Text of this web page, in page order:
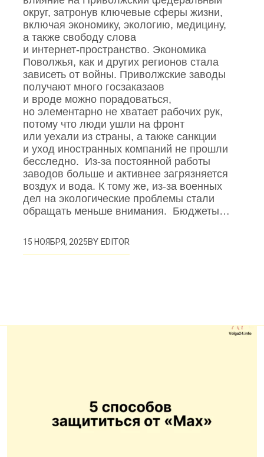
округ, затронув ключевые сферы жизни,
включая экономику, экологию, медицину,
а также свободу слова
и интернет‑пространство. Экономика
Поволжья, как и других регионов стала
зависеть от войны. Приволжские заводы
получают много госзаказаов
и вроде можно порадоваться,
но элементарно не хватает рабочих рук,
потому что люди ушли на фронт
или уехали из страны, а также санкции
и уход иностранных компаний не прошли
бесследно. Из‑за постоянной работы
заводов больше и активнее загрязняется
воздух и вода. К тому же, из‑за военных
дел на экологические проблемы стали
обращать меньше внимания. Бюджеты…
15 НОЯБРЯ, 2025BYEDITOR